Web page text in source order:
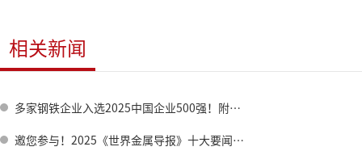
相关新闻
多家钢铁企业入选2025中国企业500强！附全名单→
邀您参与！2025《世界金属导报》十大要闻征集，共绘“十四五”收官答卷！